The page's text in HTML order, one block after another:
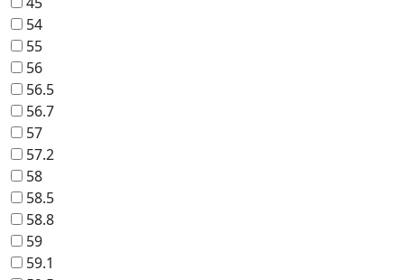
54
55
56
56.5
56.7
57
57.2
58
58.5
58.8
59
59.1